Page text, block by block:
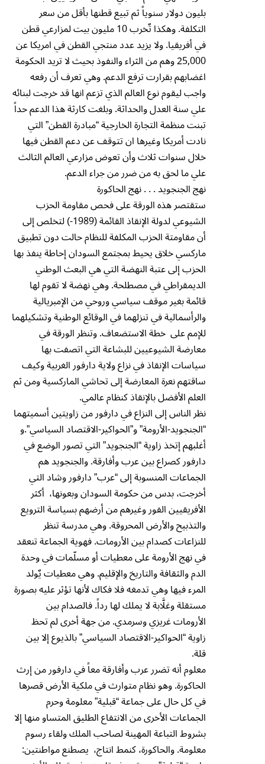
بليون دولار سنوياً ثم تبيع قطنها بأقل من سعر
التكلفة. وهكذا تٌخرب 10 مليون بيت لمزارعي قطن
في أفريقيا. ولا يزيد عدد منتجي القطن في امريكا عن
25,000 وهم من الثراء والنفوذ بحيث لا تريد الحكومة
اغضابهم بقرارت ترفع الدعم. وهي تعرف أن رفعه
واجب ليقوم نوع العالم الذي تزعم انها قد خرجت لبنائه
علي سنة العدل والحداثة. وبلغت كارثة هذا الدعم حداً
تبنت منظمة التجارة الخارجية “مبادرة القطن” التي
نادت أمريكا وغيرها ان تتوقف عن دعم القطن فيها
خلال سنوات ثلاث وأن تعوض مزارعي العالم الثالث
علي ما لحق به من ضرر من جراء الدعم.
نهج الجنجويد . . . نهج الحاكورة
ستقتصر هذه الورقة على فحص مقاومة الحزب
الشيوعي لدولة الإنقاذ القائمة (1989-) لتخلص إلى
أن مقاومتة الحزب المكلفة للنظام حالت دون تطبيق
ماركسي خلاق يحيط بمجتمع السودان إحاطة ينفذ بها
الحزب إلى عتبة النهضة التي هي البعث الوطني
الديمقراطي في مصطلحة. وهي نهضة لا تقوم لها
قائمة بغير موقف سياسي وروحي من الإمبريالية
والرأسمالية في تنزلهما في الوقائع الوطنية وتشكيلهما
للإمم على خطة الاستضعاف. وتنظر الورقة في
معارضة الشيوعيين للبشاعة التي اتصفت بها
سياسات الإنقاذ في نزاع ولاية دارفور الغربية وكيف
ساقتهم نعرة المعارضة إلى تحاشي الماركسية ومن ثم
العلم الأفضل بالإنقاذ كنظام عالمي.
نظر الناس إلى النزاع في دارفور من زاويتين أسميتهما
“الجنجويد-الأرومة” و”الحواكير-الاقتصاد السياسي”.و
أغلبهم إتخذ زاوية “الجنجويد” التي تصور الوضع في
دارفور كصراع بين عرب وأفارقة. والجنجويد هم
الجماعات المنسوبة إلى “عرب” دارفور وشاد التي
أخرجت، بدس من حكومة السودان وبعونها، أكثر
الأفريقيين الفور وغيرهم من أرضهم بسياسة الترويع
والتذبيح والأرض المحروقة. وهي مدرسة تنظر
للنزاعات كصدام بين الأرومات. فهوية الجماعة تنعقد
في نهج الأرومة على معطيات أو مسلّمات في وحدة
الدم والثقافة والتاريخ والإقليم. وهي معطيات يٌولد
المرء فيها وهي تدمغه فلا فكاك لأنها تؤثر عليه بصورة
مستقلة وغلَّابة لا يملك لها رداً. فالصدام بين
الأرومات غريزي وسرمدي. من جهة أخرى لم تحظ
زاوية “الحواكير-الاقتصاد السياسي” بالذيوع إلا بين
قلة.
معلوم أنه تضرر عرب وأفارقة معاً في دارفور من إرث
الحاكورة. وهو نظام متوارث في ملكية الأرض قصرها
في كل حال على جماعة “قبلية” معلومة وحرم
الجماعات الأخرى من الانتفاع الطليق المتساو منها إلا
بشروط التباعة المهينة لصاحب الملك ولقاء رسوم
معلومة. والحاكورة، كنمط انتاج، يصطنع مواطنتين: